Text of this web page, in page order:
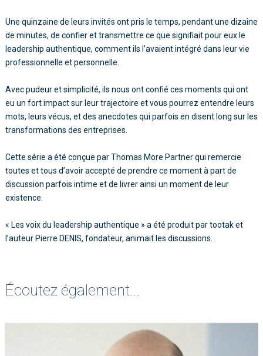
Une quinzaine de leurs invités ont pris le temps, pendant une dizaine
de minutes, de confier et transmettre ce que signifiait pour eux le
leadership authentique, comment ils l’avaient intégré dans leur vie
professionnelle et personnelle.
Avec pudeur et simplicité, ils nous ont confié ces moments qui ont
eu un fort impact sur leur trajectoire et vous pourrez entendre leurs
mots, leurs vécus, et des anecdotes qui parfois en disent long sur les
transformations des entreprises.
Cette série a été conçue par Thomas More Partner qui remercie
toutes et tous d’avoir accepté de prendre ce moment à part de
discussion parfois intime et de livrer ainsi un moment de leur
existence.
« Les voix du leadership authentique » a été produit par tootak et
l’auteur Pierre DENIS, fondateur, animait les discussions.
Écoutez également...